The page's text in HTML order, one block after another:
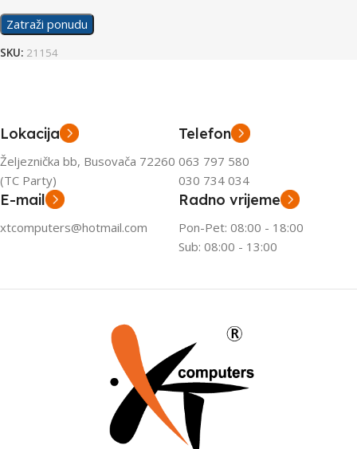
Zatraži ponudu
SKU: 21154
Lokacija
Željeznička bb, Busovača 72260
(TC Party)
Telefon
063 797 580
030 734 034
E-mail
xtcomputers@hotmail.com
Radno vrijeme
Pon-Pet: 08:00 - 18:00
Sub: 08:00 - 13:00